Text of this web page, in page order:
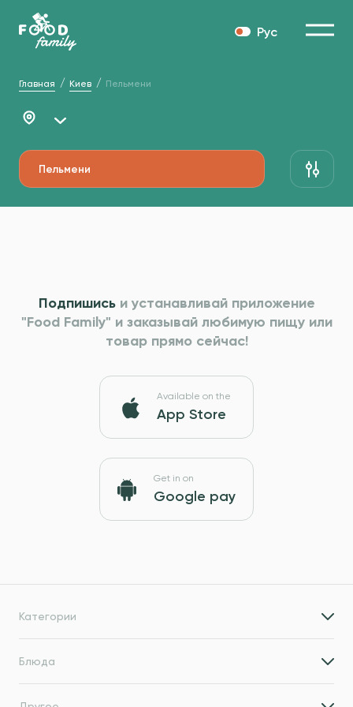
Рус
Главная Киев Пельмени
Пельмени
Подпишисьи устанавливай приложение
"Food Family" и заказывай любимую пищу или
товар прямо сейчас!
Available on the
App Store
Get in on
Google pay
Категории
Блюда